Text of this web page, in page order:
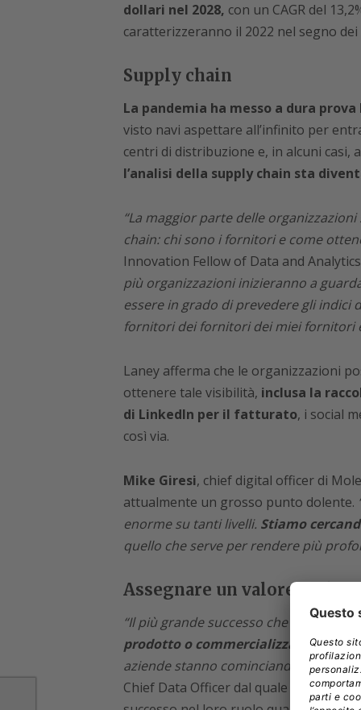
dollari nel 2028, con un CAGR del
caratterizzeranno il 2022 nel segno
Supply chain
La pandemia ha messo a dura
visto navi aspettare all’infinito per
centri di distribuzione e, in alcuni casi,
l’analisi della supply chain sta
“La maggior parte delle
chain: chi sono i fornitori e come
Innovation Fellow of Data and
più organizzazioni inizieranno a
essere in grado di prevedere gli indici
fornitori dei fornitori dei miei fornitori
Laney afferma che le organizzazioni
ottenere tale visibilità, inclusa la
di LinkedIn per il fatturato, i social
così via.
Mike Giresi, chief digital officer di
attualmente un grosso punto dolente.
enorme su tanti livelli. Stiamo
quello che serve per rendere più
Assegnare un valore reale ai
“Il più grande successo che ha un
prodotto o commercializzato i
aziende stanno cominciando a
Chief Data Officer dal quale emerge